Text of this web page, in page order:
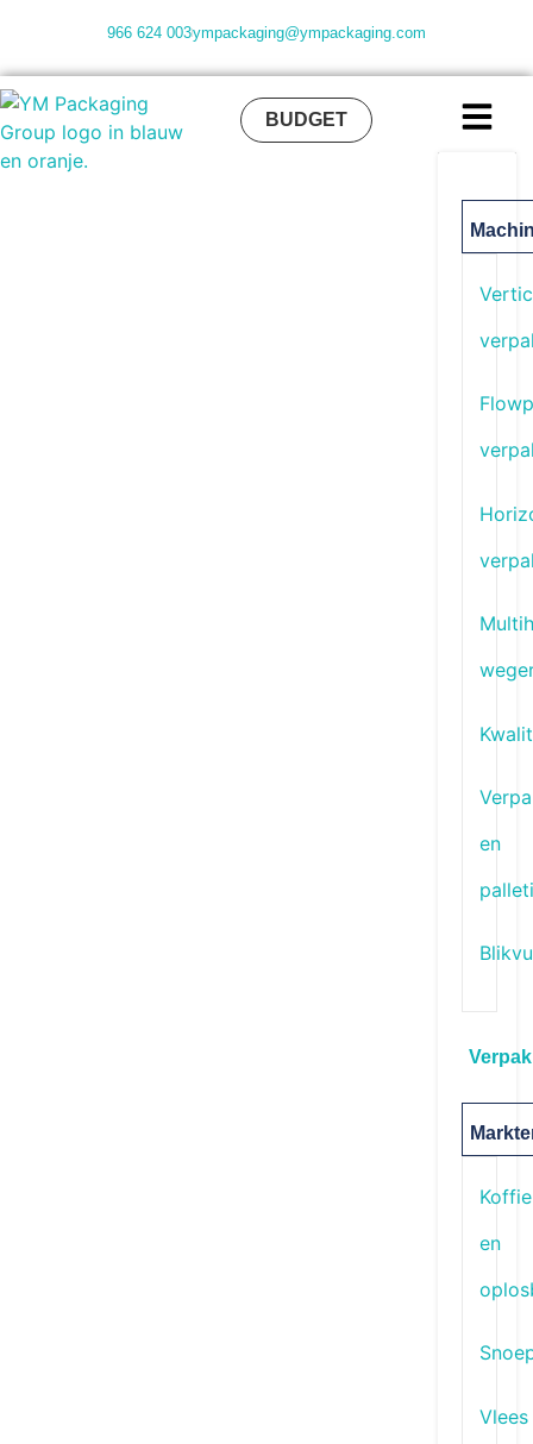
966 624 003ympackaging@ympackaging.com
BUDGET
en
Koffie
en
Vlees